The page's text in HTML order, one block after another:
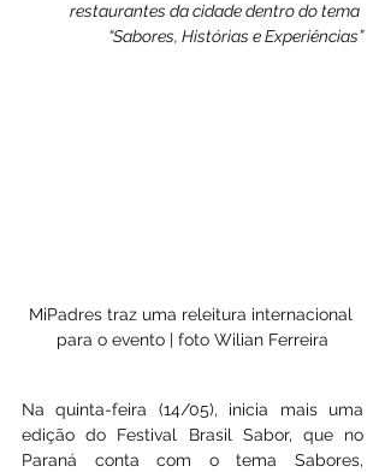
restaurantes da cidade dentro do tema
“Sabores, Histórias e Experiências”
MiPadres traz uma releitura internacional
para o evento | foto Wilian Ferreira
Na quinta-feira (14/05), inicia mais uma
edição do Festival Brasil Sabor, que no
Paraná conta com o tema Sabores,